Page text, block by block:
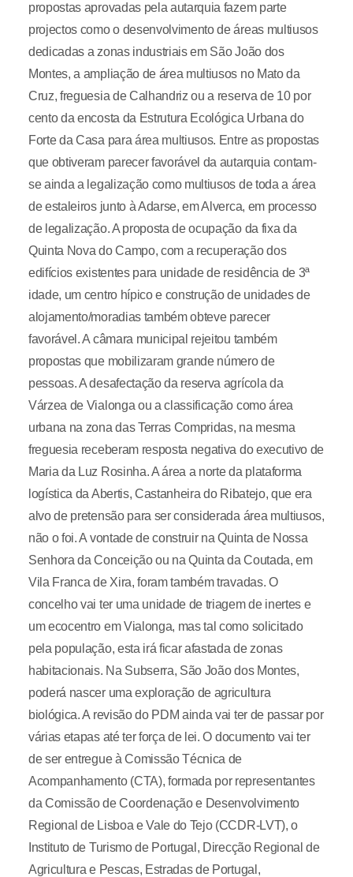
propostas aprovadas pela autarquia fazem parte
projectos como o desenvolvimento de áreas multiusos
dedicadas a zonas industriais em São João dos
Montes, a ampliação de área multiusos no Mato da
Cruz, freguesia de Calhandriz ou a reserva de 10 por
cento da encosta da Estrutura Ecológica Urbana do
Forte da Casa para área multiusos. Entre as propostas
que obtiveram parecer favorável da autarquia contam-
se ainda a legalização como multiusos de toda a área
de estaleiros junto à Adarse, em Alverca, em processo
de legalização. A proposta de ocupação da fixa da
Quinta Nova do Campo, com a recuperação dos
edifícios existentes para unidade de residência de 3ª
idade, um centro hípico e construção de unidades de
alojamento/moradias também obteve parecer
favorável. A câmara municipal rejeitou também
propostas que mobilizaram grande número de
pessoas. A desafectação da reserva agrícola da
Várzea de Vialonga ou a classificação como área
urbana na zona das Terras Compridas, na mesma
freguesia receberam resposta negativa do executivo de
Maria da Luz Rosinha. A área a norte da plataforma
logística da Abertis, Castanheira do Ribatejo, que era
alvo de pretensão para ser considerada área multiusos,
não o foi. A vontade de construir na Quinta de Nossa
Senhora da Conceição ou na Quinta da Coutada, em
Vila Franca de Xira, foram também travadas. O
concelho vai ter uma unidade de triagem de inertes e
um ecocentro em Vialonga, mas tal como solicitado
pela população, esta irá ficar afastada de zonas
habitacionais. Na Subserra, São João dos Montes,
poderá nascer uma exploração de agricultura
biológica. A revisão do PDM ainda vai ter de passar por
várias etapas até ter força de lei. O documento vai ter
de ser entregue à Comissão Técnica de
Acompanhamento (CTA), formada por representantes
da Comissão de Coordenação e Desenvolvimento
Regional de Lisboa e Vale do Tejo (CCDR-LVT), o
Instituto de Turismo de Portugal, Direcção Regional de
Agricultura e Pescas, Estradas de Portugal,